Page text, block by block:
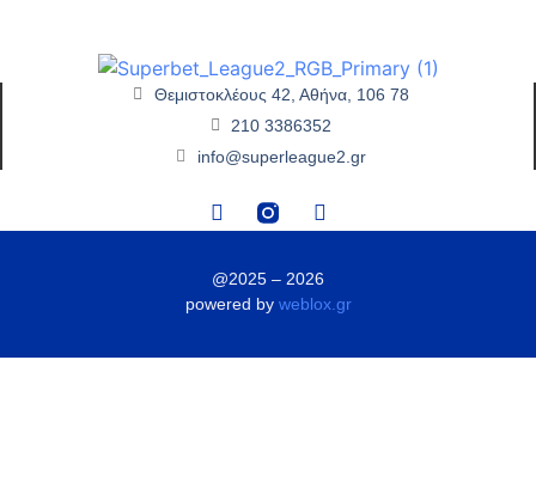
Θεμιστοκλέους 42, Αθήνα, 106 78
210 3386352
info@superleague2.gr
@2025 – 2026
powered by weblox.gr